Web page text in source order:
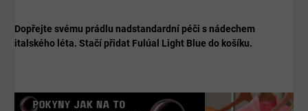
Dopřejte svému prádlu nadstandardní péči s nádechem
italského léta. Stačí přidat Fulúal Light Blue do košíku.